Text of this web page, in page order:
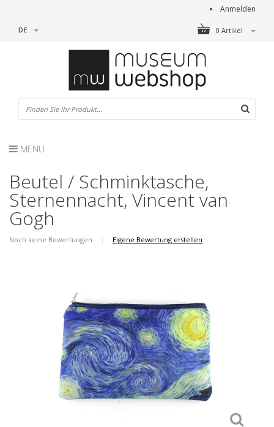
Anmelden
0 Artikel
DE
MENU
Beutel / Schminktasche,
Sternennacht, Vincent van
Gogh
Noch keine Bewertungen | Eigene Bewertung erstellen